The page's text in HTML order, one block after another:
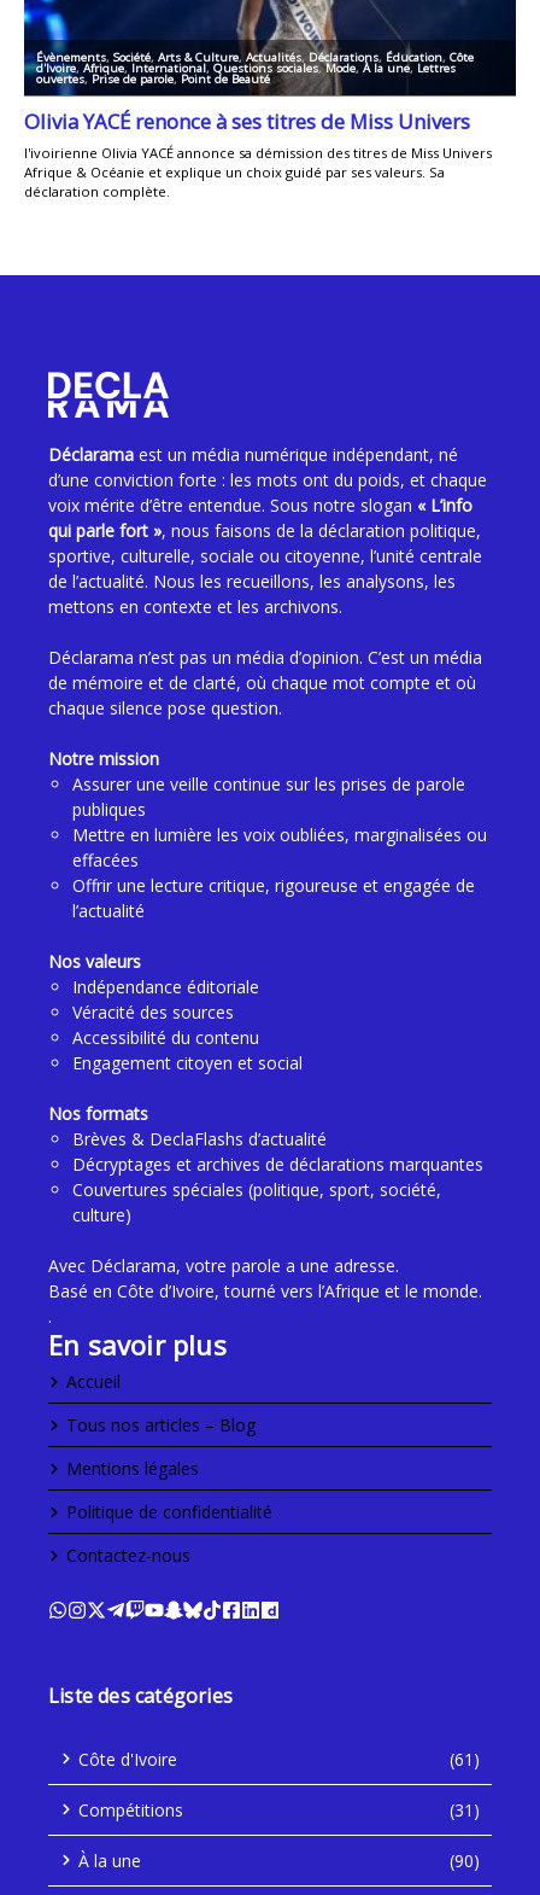
Déclarama est un média numérique indépendant, né
d’une conviction forte : les mots ont du poids, et chaque
voix mérite d’être entendue. Sous notre slogan « L’info
qui parle fort », nous faisons de la déclaration politique,
sportive, culturelle, sociale ou citoyenne, l’unité centrale
de l’actualité. Nous les recueillons, les analysons, les
mettons en contexte et les archivons.
Déclarama n’est pas un média d’opinion. C’est un média
de mémoire et de clarté, où chaque mot compte et où
chaque silence pose question.
Notre mission
Assurer une veille continue sur les prises de parole
publiques
Mettre en lumière les voix oubliées, marginalisées ou
effacées
Offrir une lecture critique, rigoureuse et engagée de
l’actualité
Nos valeurs
Indépendance éditoriale
Véracité des sources
Accessibilité du contenu
Engagement citoyen et social
Nos formats
Brèves & DeclaFlashs d’actualité
Décryptages et archives de déclarations marquantes
Couvertures spéciales (politique, sport, société,
culture)
Avec Déclarama, votre parole a une adresse.
Basé en Côte d’Ivoire, tourné vers l’Afrique et le monde.
.
En savoir plus
Accueil
Tous nos articles – Blog
Mentions légales
Politique de confidentialité
Contactez-nous
Liste des catégories
Côte d'Ivoire (61)
Compétitions (31)
À la une (90)